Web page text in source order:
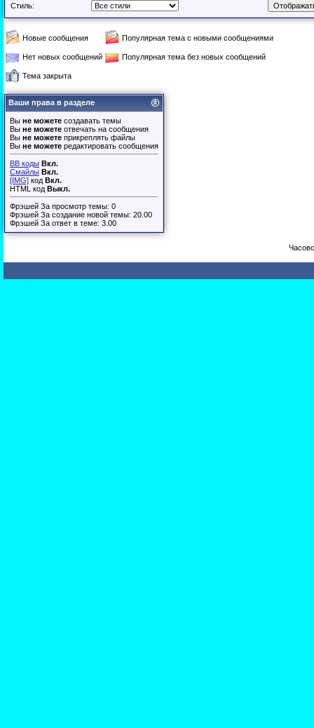
Стиль:
Новые сообщения Популярная тема с новыми сообщениями
Нет новых сообщений Популярная тема без новых сообщений
Тема закрыта
Ваши права в разделе
Вы не можете создавать темы
Вы не можете отвечать на сообщения
Вы не можете прикреплять файлы
Вы не можете редактировать сообщения
BB коды Вкл.
Смайлы Вкл.
[IMG] код Вкл.
HTML код Выкл.
Фрэшей За просмотр темы: 0
Фрэшей За создание новой темы: 20.00
Фрэшей За ответ в теме: 3.00